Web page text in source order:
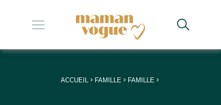
+
+
+
ACCUEIL> FAMILLE> FAMILLE>